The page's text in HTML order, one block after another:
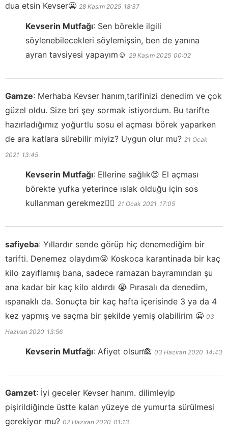
dua etsin Kevser😬 28 Kasım 2025 18:37
Kevserin Mutfağı: Sen börekle ilgili
söylenebilecekleri söylemişsin, ben de yanına
ayran tavsiyesi yapayım☺️ 29 Kasım 2025 00:02
Gamze: Merhaba Kevser hanım,tarifinizi denedim ve çok
güzel oldu. Size bri şey sormak istiyordum. Bu tarifte
hazırladığımız yoğurtlu sosu el açması börek yaparken
de ara katlara sürebilir miyiz? Uygun olur mu? 21 Ocak
2021 13:45
Kevserin Mutfağı: Ellerine sağlık😊 El açması
börekte yufka yeterince ıslak olduğu için sos
kullanman gerekmez👍🏻 21 Ocak 2021 17:05
safiyeba: Yıllardır sende görüp hiç denemediğim bir
tarifti. Denemez olaydım😜 Koskoca karantinada bir kaç
kilo zayıflamış bana, sadece ramazan bayramından şu
ana kadar bir kaç kilo aldırdı 😭 Pırasalı da denedim,
ıspanaklı da. Sonuçta bir kaç hafta içerisinde 3 ya da 4
kez yapmış ve saçma bir şekilde yemiş olabilirim 😬 03
Haziran 2020 13:56
Kevserin Mutfağı: Afiyet olsun🙈 03 Haziran 2020 14:43
Gamzet: İyi geceler Kevser hanım. dilimleyip
pişirildiğinde üstte kalan yüzeye de yumurta sürülmesi
gerekiyor mu? 02 Haziran 2020 01:13